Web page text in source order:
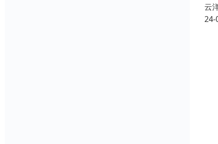
云
24-